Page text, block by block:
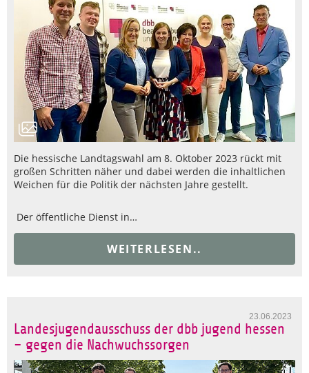
Die hessische Landtagswahl am 8. Oktober 2023 rückt mit
großen Schritten näher und dabei werden die inhaltlichen
Weichen für die Politik der nächsten Jahre gestellt.
Der öffentliche Dienst in…
WEITERLESEN..
23.06.2023
Landesjugendausschuss der dbb jugend hessen
– gegen die Nachwuchssorgen